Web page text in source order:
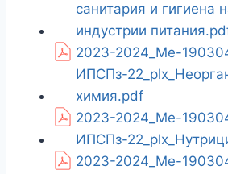
санитария и гигиена
индустрии
2023-2024_Ме-
ИПСПз-
химия.pdf
2023-2024_Ме-
ИПСПз-
2023-2024_Ме-